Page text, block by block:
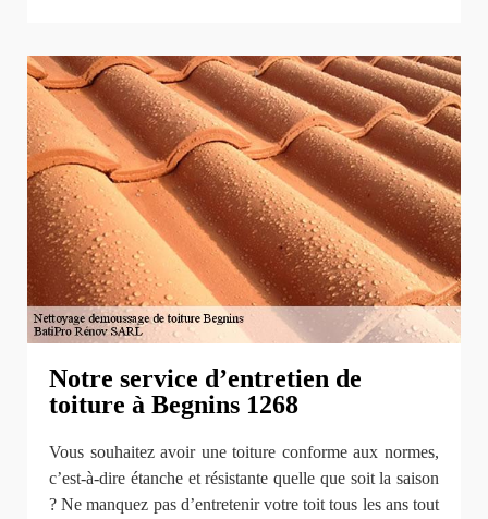
Notre service d’entretien de
toiture à Begnins 1268
Vous souhaitez avoir une toiture conforme aux normes,
c’est-à-dire étanche et résistante quelle que soit la saison
? Ne manquez pas d’entretenir votre toit tous les ans tout